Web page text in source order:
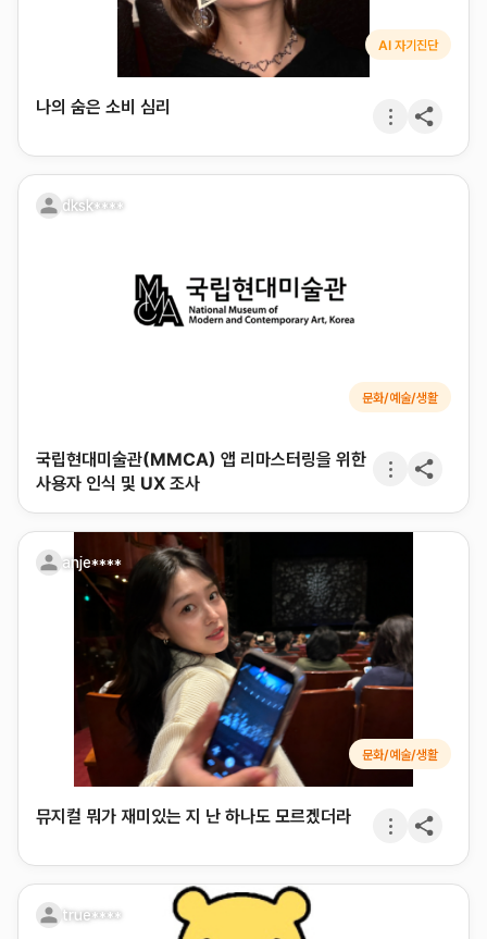
AI 자기진단
나의 숨은 소비 심리
dksk****
문화/예술/생활
국립현대미술관(MMCA) 앱 리마스터링을 위한
사용자 인식 및 UX 조사
anje****
문화/예술/생활
뮤지컬 뭐가 재미있는 지 난 하나도 모르겠더라
true****